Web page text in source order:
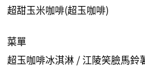
超甜玉米咖啡(超玉咖啡)
菜單
超玉咖啡冰淇淋 / 江陵笑臉馬鈴